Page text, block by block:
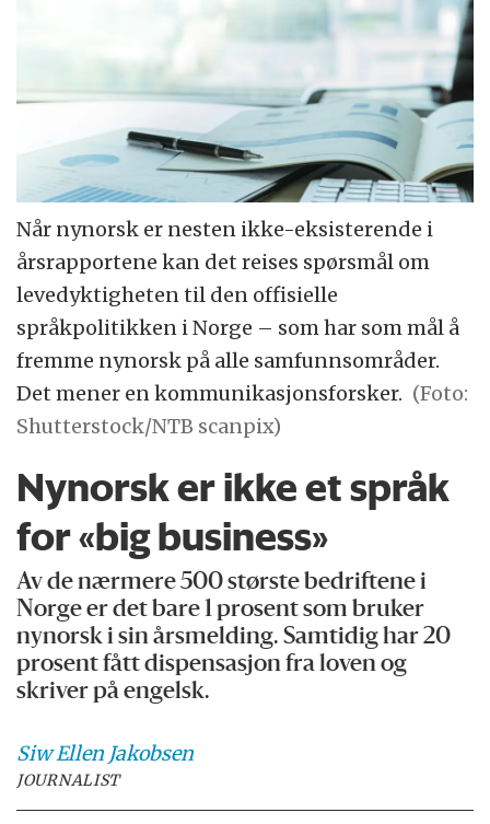
Når nynorsk er nesten ikke-eksisterende i
årsrapportene kan det reises spørsmål om
levedyktigheten til den offisielle
språkpolitikken i Norge – som har som mål å
fremme nynorsk på alle samfunnsområder.
Det mener en kommunikasjonsforsker. (Foto:
Shutterstock/NTB scanpix)
Nynorsk er ikke et språk
for «big business»
Av de nærmere 500 største bedriftene i
Norge er det bare 1 prosent som bruker
nynorsk i sin årsmelding. Samtidig har 20
prosent fått dispensasjon fra loven og
skriver på engelsk.
Siw Ellen Jakobsen
JOURNALIST